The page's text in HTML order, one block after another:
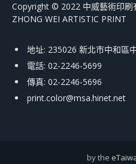
Copyright © 2022 中威藝術印刷
ZHONG WEI ARTISTIC PRINT
地址: 235026 新北市中和區
電話: 02-2246-5699
傳真: 02-2246-5696
print.color@msa.hinet.net
by the